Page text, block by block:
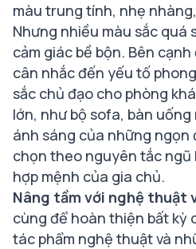
màu trung tính, nhẹ
Nhưng nhiều màu sắc quá
cảm giác bề bộn. Bên
cân nhắc đến yếu tố
sắc chủ đạo cho phòng
lớn, như bộ sofa, bàn
ánh sáng của những ngọn
chọn theo nguyên tắc ngũ
hợp mệnh của gia chủ.
Nâng tầm với nghệ thuật
cùng để hoàn thiện bất kỳ
tác phẩm nghệ thuật và